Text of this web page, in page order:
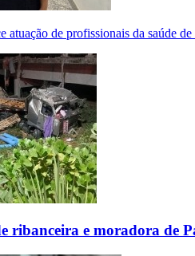
atuação de profissionais da saúde
ribanceira e moradora de